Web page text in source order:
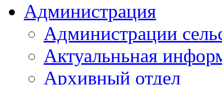
Администрация
Администрации
Актуальньная
Архивный отдел